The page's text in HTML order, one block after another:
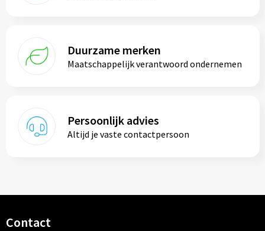
Duurzame merken
Maatschappelijk verantwoord ondernemen
Persoonlijk advies
Altijd je vaste contactpersoon
Contact